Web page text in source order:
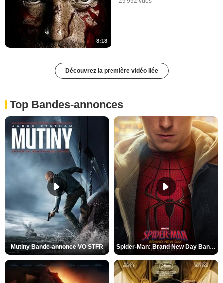
8:18
Découvrez la première vidéo liée
Top Bandes-annonces
Mutiny Bande-annonce VO STFR Spider-Man: Brand New Day Bande-annonce VO STFR